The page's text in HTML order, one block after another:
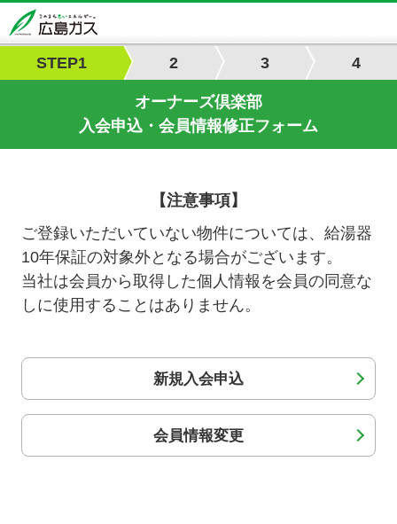
STEP1 2 3 4
オーナーズ倶楽部
入会申込・会員情報修正フォーム
【注意事項】
ご登録いただいていない物件については、給湯器
10年保証の対象外となる場合がございます。
当社は会員から取得した個人情報を会員の同意な
しに使用することはありません。
新規入会申込
会員情報変更